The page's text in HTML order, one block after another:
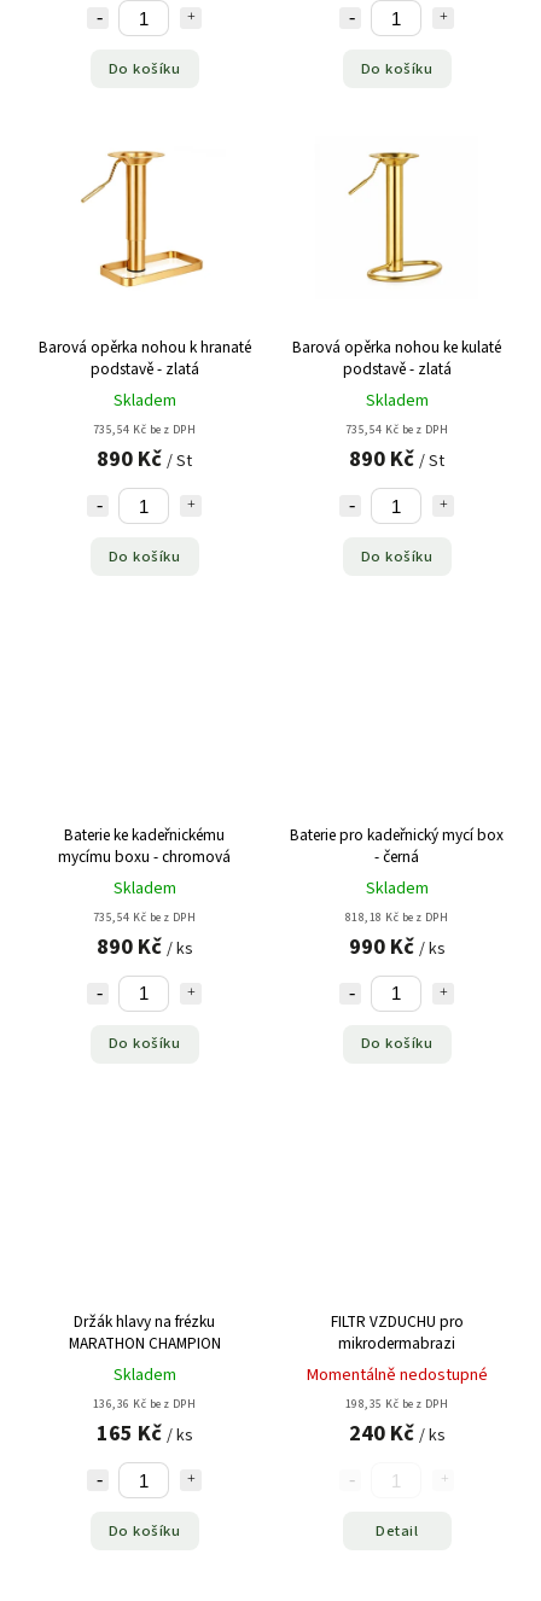
Do košíku Do košíku
Barová opěrka nohou k hranaté
podstavě - zlatá
Skladem
735,54 Kč bez DPH
890 Kč / St
Do košíku
Barová opěrka nohou ke kulaté
podstavě - zlatá
Skladem
735,54 Kč bez DPH
890 Kč / St
Do košíku
Baterie ke kadeřnickému
mycímu boxu - chromová
Skladem
735,54 Kč bez DPH
890 Kč / ks
Do košíku
Baterie pro kadeřnický mycí box
- černá
Skladem
818,18 Kč bez DPH
990 Kč / ks
Do košíku
Držák hlavy na frézku
MARATHON CHAMPION
Skladem
136,36 Kč bez DPH
165 Kč / ks
Do košíku
FILTR VZDUCHU pro
mikrodermabrazi
Momentálně nedostupné
198,35 Kč bez DPH
240 Kč / ks
Detail